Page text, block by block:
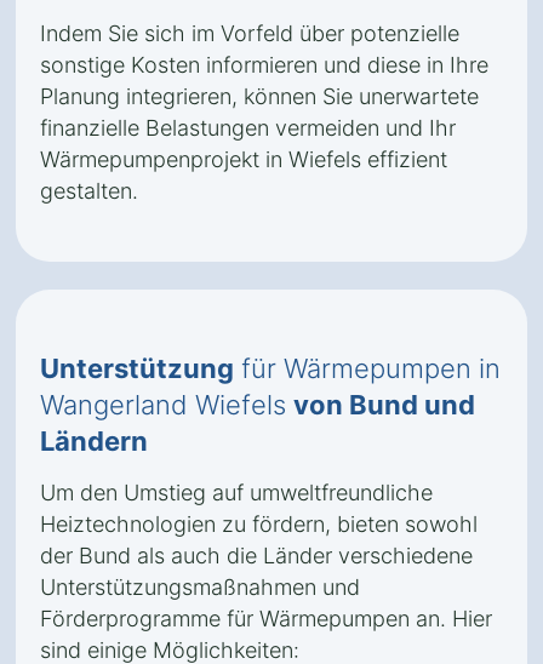
Indem Sie sich im Vorfeld über potenzielle
sonstige Kosten informieren und diese in Ihre
Planung integrieren, können Sie unerwartete
finanzielle Belastungen vermeiden und Ihr
Wärmepumpenprojekt in Wiefels effizient
gestalten.
Unterstützung für Wärmepumpen in
Wangerland Wiefels von Bund und
Ländern
Um den Umstieg auf umweltfreundliche
Heiztechnologien zu fördern, bieten sowohl
der Bund als auch die Länder verschiedene
Unterstützungsmaßnahmen und
Förderprogramme für Wärmepumpen an. Hier
sind einige Möglichkeiten: